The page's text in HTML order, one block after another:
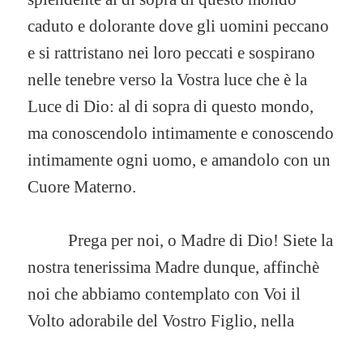
caduto e dolorante dove gli uomini peccano
e si rattristano nei loro peccati e sospirano
nelle tenebre verso la Vostra luce che è la
Luce di Dio: al di sopra di questo mondo,
ma conoscendolo intimamente e conoscendo
intimamente ogni uomo, e amandolo con un
Cuore Materno.
Prega per noi, o Madre di Dio! Siete la
nostra tenerissima Madre dunque, affinchè
noi che abbiamo contemplato con Voi il
Volto adorabile del Vostro Figlio, nella